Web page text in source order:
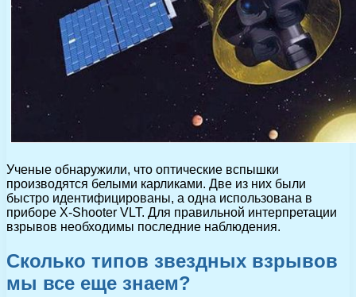
Ученые обнаружили, что оптические вспышки
производятся белыми карликами. Две из них были
быстро идентифицированы, а одна использована в
приборе X-Shooter VLT. Для правильной интерпретации
взрывов необходимы последние наблюдения.
Сколько типов звездных взрывов
мы все еще знаем?